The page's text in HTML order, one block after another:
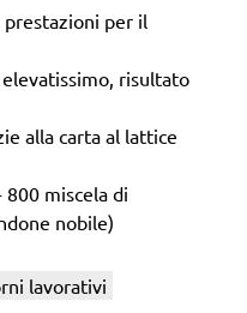
prestazioni per il
risultato
alla carta al lattice
800 miscela di
nobile)
lavorativi